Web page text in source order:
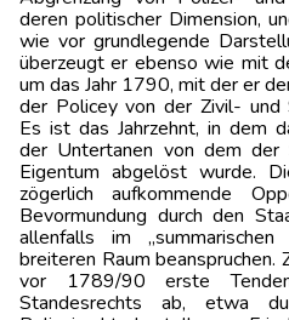
deren politischer Dimension,
wie vor grundlegende
überzeugt er ebenso wie mit
um das Jahr 1790, mit der er
der Policey von der Zivil- und
Es ist das Jahrzehnt, in dem
der Untertanen von dem der
Eigentum abgelöst wurde.
zögerlich aufkommende
Bevormundung durch den
allenfalls im
breiteren Raum beanspruchen.
vor 1789/90 erste
Standesrechts ab, etwa